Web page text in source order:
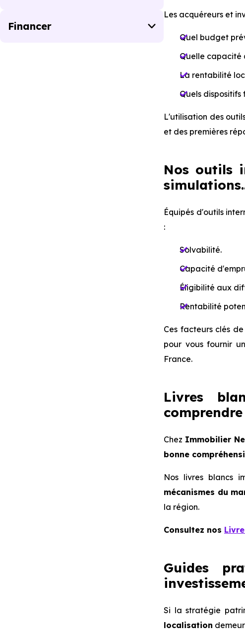
Financer
Les acquéreurs et
Quel budget
Quelle capacité
La rentabilité
Quels dispositifs
L'utilisation des
et des premières
Nos outils
Équipés d'outils
:
Solvabilité.
Capacité
Éligibilité aux
Rentabilité
Ces facteurs clés
pour vous fournir
France.
Livres
Chez Immobilier
bonne
Nos livres blancs
mécanismes du
la région.
Consultez nos
Guides
Si la stratégie
localisation